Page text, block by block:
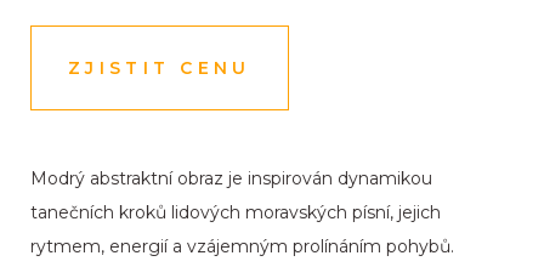
ZJISTIT CENU
Modrý abstraktní obraz je inspirován dynamikou
tanečních kroků lidových moravských písní, jejich
rytmem, energií a vzájemným prolínáním pohybů.